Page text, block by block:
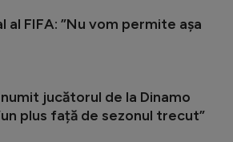
FIFA: ”Nu vom permite așa
jucătorul de la Dinamo
plus față de sezonul trecut”